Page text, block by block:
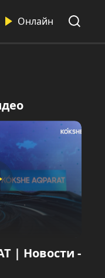
Онлайн
| Новости -